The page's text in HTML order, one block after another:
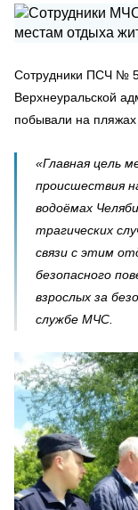
Сотрудники ПСЧ №
Верхнеуральской
побывали на
«Главная цель
происшествия
водоёмах
трагических
связи с этим
безопасного
взрослых за
службе МЧС.